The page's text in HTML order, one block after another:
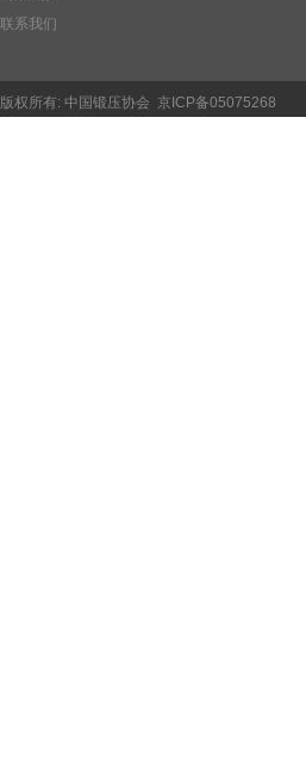
联系我们
版权所有: 中国锻压协会 京ICP备05075268